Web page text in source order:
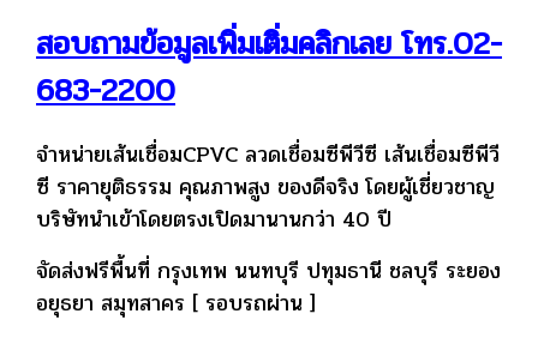
สอบถามข้อมูลเพิ่มเติ่มคลิกเลย โทร.02-
683-2200
จำหน่ายเส้นเชื่อมCPVC ลวดเชื่อมซีพีวีซี เส้นเชื่อมซีพีวี
ซี ราคายุติธรรม คุณภาพสูง ของดีจริง โดยผู้เชี่ยวชาญ
บริษัทนำเข้าโดยตรงเปิดมานานกว่า 40 ปี
จัดส่งฟรีพื้นที่ กรุงเทพ นนทบุรี ปทุมธานี ชลบุรี ระยอง
อยุธยา สมุทสาคร [ รอบรถผ่าน ]